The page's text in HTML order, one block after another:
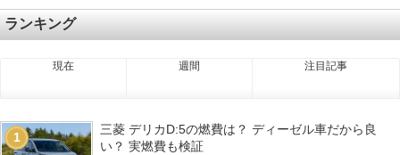
ランキング
現在 週間 注目記事
1
三菱 デリカD:5の燃費は？ ディーゼル車だから良
い？ 実燃費も検証